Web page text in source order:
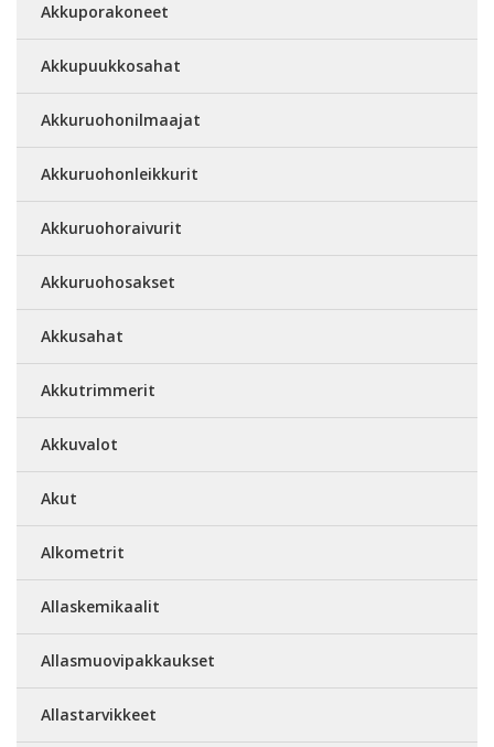
Akkuporakoneet
Akkupuukkosahat
Akkuruohonilmaajat
Akkuruohonleikkurit
Akkuruohoraivurit
Akkuruohosakset
Akkusahat
Akkutrimmerit
Akkuvalot
Akut
Alkometrit
Allaskemikaalit
Allasmuovipakkaukset
Allastarvikkeet